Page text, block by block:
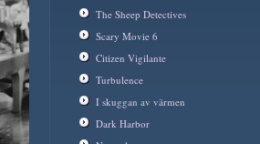
The Sheep Detectives
Scary Movie 6
Citizen Vigilante
Turbulence
I skuggan av värmen
Dark Harbor